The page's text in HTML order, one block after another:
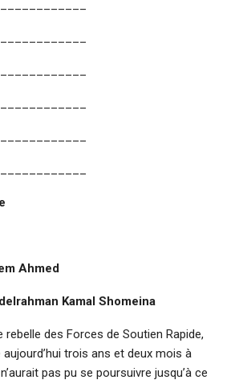
Ahmed
Kamal Shomeina
rebelle des Forces de Soutien Rapide,
aujourd’hui trois ans et deux mois à
pas pu se poursuivre jusqu’à ce